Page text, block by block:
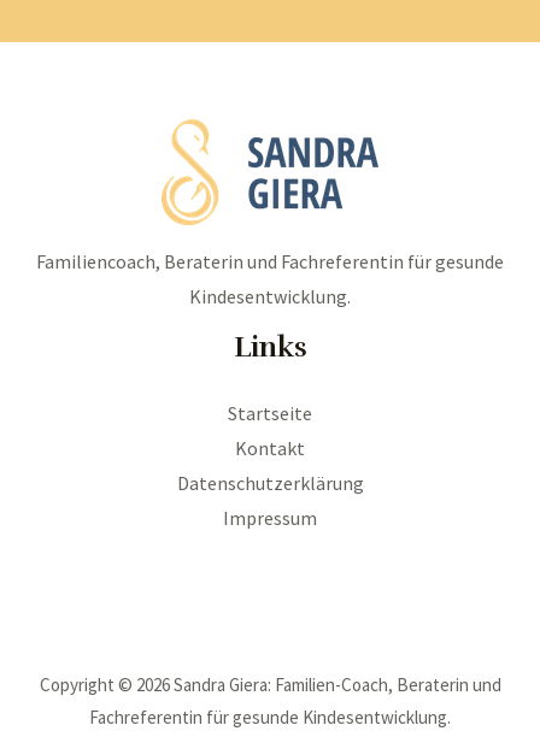
Familiencoach, Beraterin und Fachreferentin für gesunde
Kindesentwicklung.
Links
Startseite
Kontakt
Datenschutzerklärung
Impressum
Copyright © 2026 Sandra Giera: Familien-Coach, Beraterin und
Fachreferentin für gesunde Kindesentwicklung.